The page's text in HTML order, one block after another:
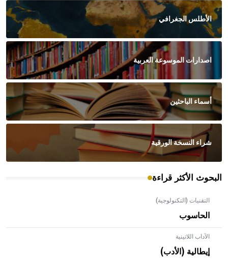
الأطلس الجغرافي
اصدارات الموسوعة العربية
أسماء الباحثين
شراء النسخة الورقية
البحوث الأكثر قراءة
التقنيات (التكنولوجية)
الحاسوب
الآداب اللاتينية
إيطالية (الأدب)